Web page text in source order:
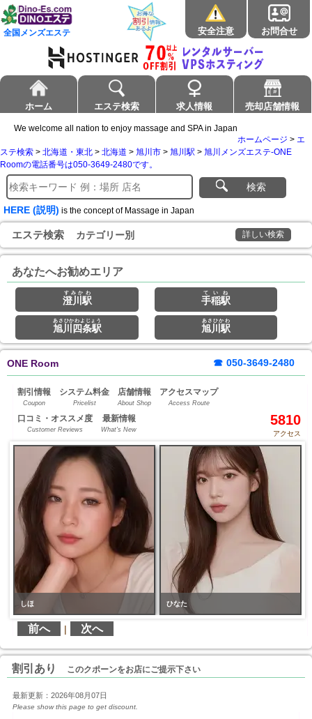
全国メンズエステ 安全注意 お問合せ
ホーム エステ検索 求人情報 売却店舗情報
We welcome all nation to enjoy massage and SPA in Japan
ホームページ > エ
ステ検索 > 北海道・東北 > 北海道 > 旭川市 > 旭川駅 > 旭川メンズエステ-ONE
Roomの電話番号は050-3649-2480です。
検索
HERE (説明) is the concept of Massage in Japan
エステ検索 カテゴリー別 詳しい検索
あなたへお勧めエリア
澄川駅
すみかわ
手稲駅
ていね
旭川四条駅
あさひかわよじょう
旭川駅
あさひかわ
ONE Room ☎ 050-3649-2480
割引情報
Coupon
システム料金
Pricelist
店舗情報
About Shop
アクセスマップ
Access Route
口コミ・オススメ度
Customer Reviews
最新情報
What's New
5810
アクセス
しほ ひなた
前へ | 次へ
割引あり このクポーンをお店にご提示下さい
最新更新：2026年08月07日
Please show this page to get discount.